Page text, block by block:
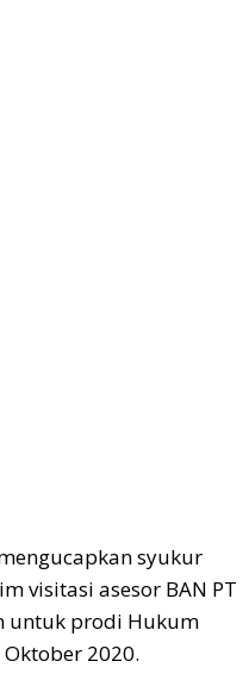
syukur
visitasi asesor BAN PT
untuk prodi Hukum
2020.